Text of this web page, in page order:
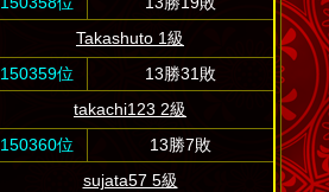
Takashuto 1級
150359位
13勝31敗
takachi123 2級
150360位
13勝7敗
sujata57 5級